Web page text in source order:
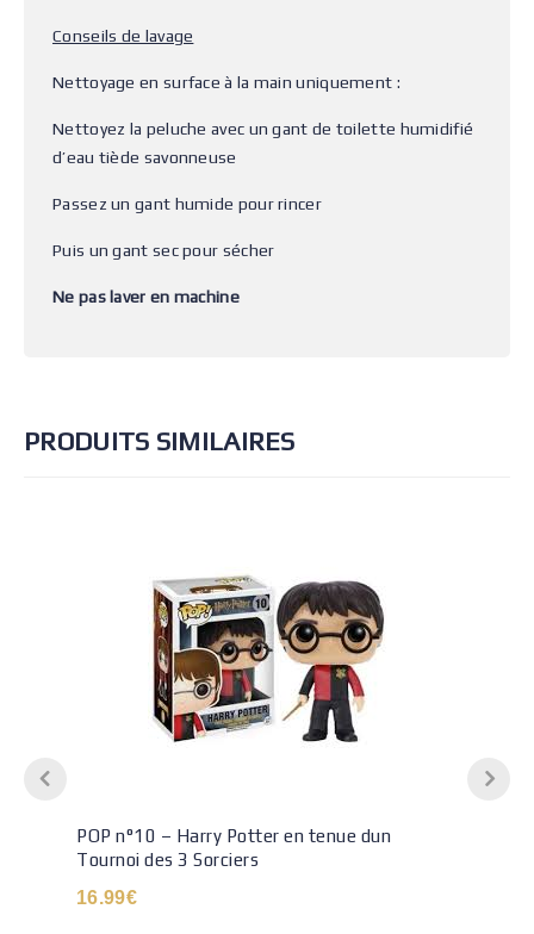
Conseils de lavage
Nettoyage en surface à la main uniquement :
Nettoyez la peluche avec un gant de toilette humidifié
d’eau tiède savonneuse
Passez un gant humide pour rincer
Puis un gant sec pour sécher
Ne pas laver en machine
PRODUITS SIMILAIRES
POP n°10 – Harry Potter en tenue dun
Tournoi des 3 Sorciers
16.99€